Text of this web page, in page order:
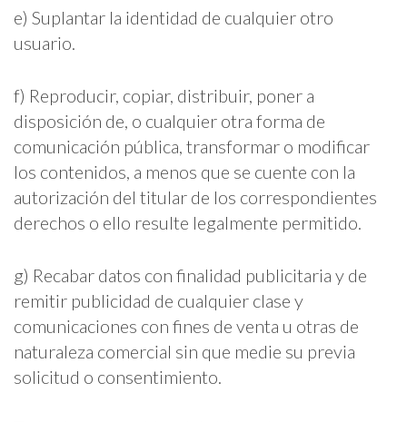
e) Suplantar la identidad de cualquier otro
usuario.
f) Reproducir, copiar, distribuir, poner a
disposición de, o cualquier otra forma de
comunicación pública, transformar o modificar
los contenidos, a menos que se cuente con la
autorización del titular de los correspondientes
derechos o ello resulte legalmente permitido.
g) Recabar datos con finalidad publicitaria y de
remitir publicidad de cualquier clase y
comunicaciones con fines de venta u otras de
naturaleza comercial sin que medie su previa
solicitud o consentimiento.